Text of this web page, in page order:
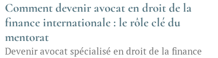
Comment devenir avocat en droit de la
finance internationale : le rôle clé du
mentorat
Devenir avocat spécialisé en droit de la finance